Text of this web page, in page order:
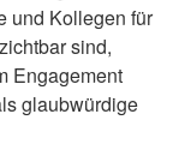
und Kollegen für
sind,
Engagement
glaubwürdige